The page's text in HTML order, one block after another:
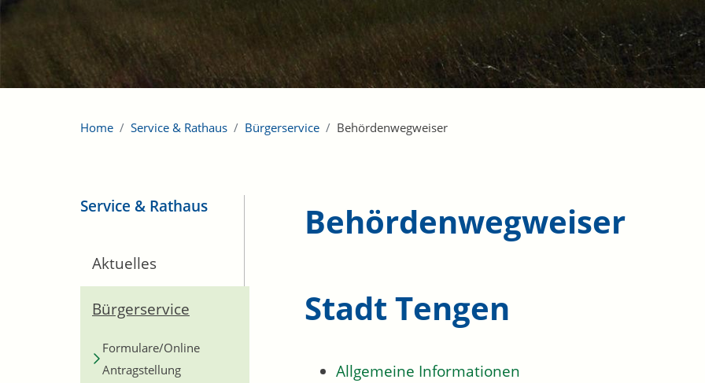
Home Service & Rathaus Bürgerservice Behördenwegweiser
Service & Rathaus
Aktuelles
Bürgerservice
Formulare/Online
Antragstellung
Behördenwegweiser
Stadt Tengen
Allgemeine Informationen